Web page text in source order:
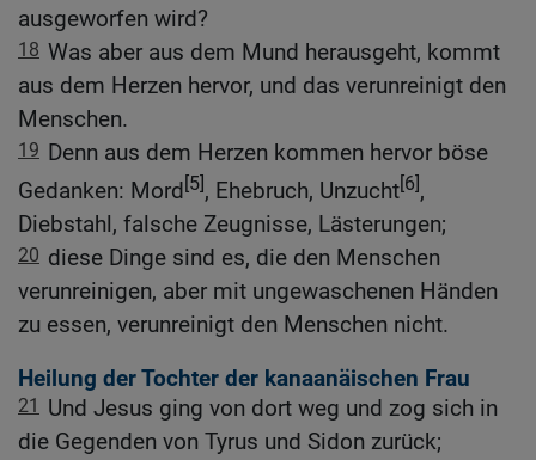
ausgeworfen wird?
18 Was aber aus dem Mund herausgeht, kommt
aus dem Herzen hervor, und das verunreinigt den
Menschen.
19 Denn aus dem Herzen kommen hervor böse
Gedanken: Mord[5], Ehebruch, Unzucht[6],
Diebstahl, falsche Zeugnisse, Lästerungen;
20 diese Dinge sind es, die den Menschen
verunreinigen, aber mit ungewaschenen Händen
zu essen, verunreinigt den Menschen nicht.
Heilung der Tochter der kanaanäischen Frau
21
Und Jesus ging von dort weg und zog sich in
die Gegenden von Tyrus und Sidon zurück;